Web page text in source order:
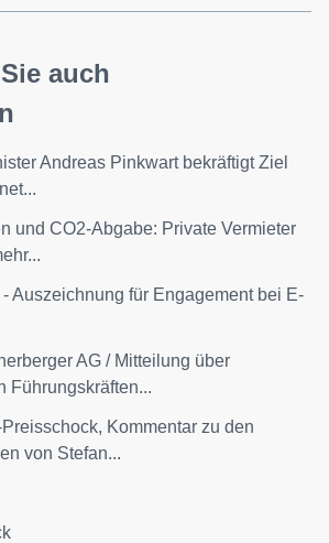
auch
Andreas Pinkwart bekräftigt Ziel
und CO2-Abgabe: Private Vermieter
- Auszeichnung für Engagement bei E-
AG / Mitteilung über
Führungskräften...
Kommentar zu den
von Stefan...